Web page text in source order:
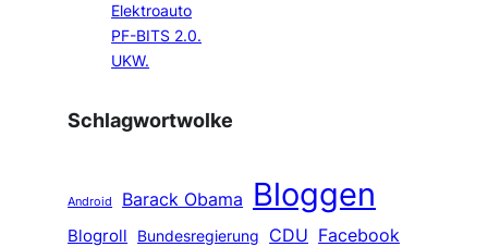
Elektroauto
PF-BITS 2.0.
UKW.
Schlagwortwolke
Android Barack Obama Bloggen
Blogroll Bundesregierung CDU Facebook